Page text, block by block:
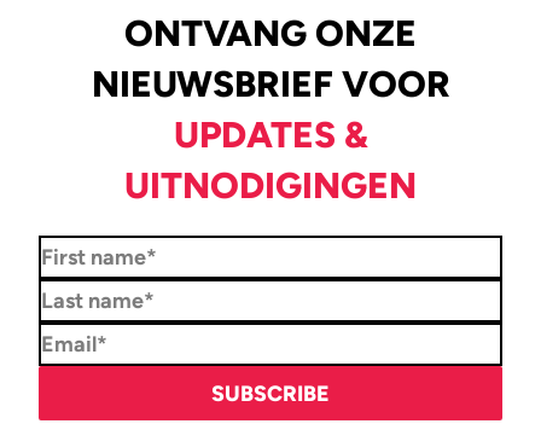
ONTVANG ONZE
NIEUWSBRIEF VOOR
UPDATES &
UITNODIGINGEN